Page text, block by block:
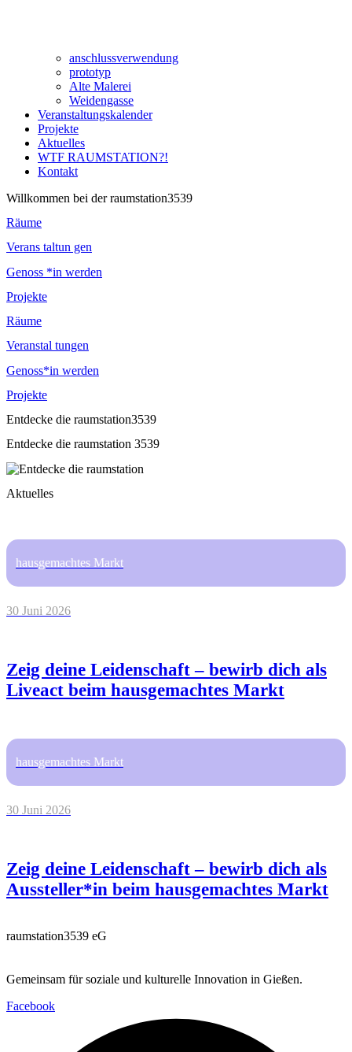
anschlussverwendung
prototyp
Alte Malerei
Weidengasse
Veranstaltungskalender
Projekte
Aktuelles
WTF RAUMSTATION?!
Kontakt
Willkommen bei der raumstation3539
Räume
Verans taltun gen
Genoss *in werden
Projekte
Räume
Veranstal tungen
Genoss*in werden
Projekte
Entdecke die raumstation3539
Entdecke die raumstation 3539
Aktuelles
hausgemachtes Markt
30 Juni 2026
Zeig deine Leidenschaft – bewirb dich als
Liveact beim hausgemachtes Markt
hausgemachtes Markt
30 Juni 2026
Zeig deine Leidenschaft – bewirb dich als
Aussteller*in beim hausgemachtes Markt
raumstation3539 eG
Gemeinsam für soziale und kulturelle Innovation in Gießen.
Facebook